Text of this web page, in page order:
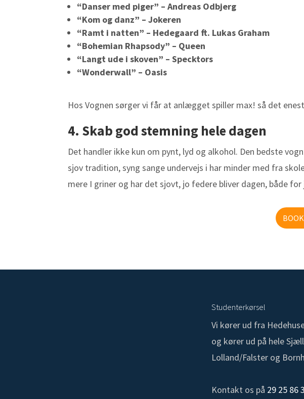
“Danser med piger” – Andreas Odbjerg
“Kom og danz” – Jokeren
“Ramt i natten” – Hedegaard ft. Lukas Graham
“Bohemian Rhapsody” – Queen
“Langt ude i skoven” – Specktors
“Wonderwall” – Oasis
Hos Vognen sørger vi får at anlægget spiller max! så det
4. Skab god stemning hele dagen
Det handler ikke kun om pynt, lyd og alkohol. Den bedste
sjov tradition, syng sange undervejs i har minder med fra
mere I griner og har det sjovt, jo federe bliver dagen, både
Studenterkørsel
Vi kører ud fra
og kører ud på hele
Lolland/Falster og
Kontakt os på 29 25 86